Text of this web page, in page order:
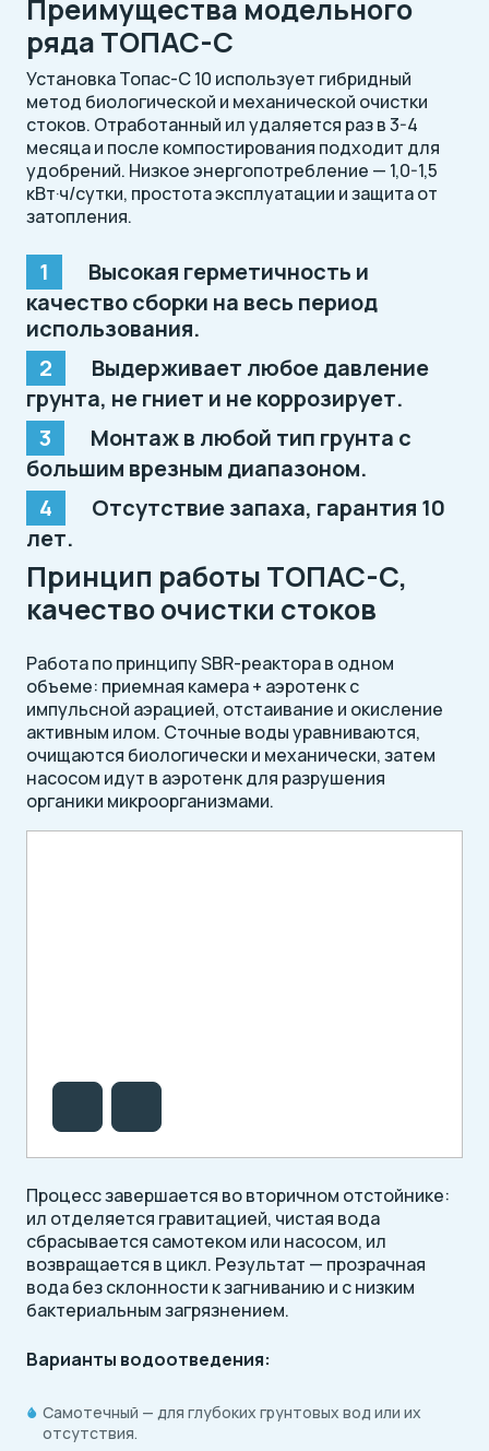
Преимущества модельного
ряда ТОПАС-C
Установка Топас-С 10 использует гибридный
метод биологической и механической очистки
стоков. Отработанный ил удаляется раз в 3-4
месяца и после компостирования подходит для
удобрений. Низкое энергопотребление — 1,0-1,5
кВт·ч/сутки, простота эксплуатации и защита от
затопления.
Высокая герметичность и
качество сборки на весь период
использования.
Выдерживает любое давление
грунта, не гниет и не коррозирует.
Монтаж в любой тип грунта с
большим врезным диапазоном.
Отсутствие запаха, гарантия 10
лет.
Принцип работы ТОПАС-C,
качество очистки стоков
Работа по принципу SBR-реактора в одном
объеме: приемная камера + аэротенк с
импульсной аэрацией, отстаивание и окисление
активным илом. Сточные воды уравниваются,
очищаются биологически и механически, затем
насосом идут в аэротенк для разрушения
органики микроорганизмами.
Процесс завершается во вторичном отстойнике:
ил отделяется гравитацией, чистая вода
сбрасывается самотеком или насосом, ил
возвращается в цикл. Результат — прозрачная
вода без склонности к загниванию и с низким
бактериальным загрязнением.
Варианты водоотведения:
Самотечный — для глубоких грунтовых вод или их
отсутствия.